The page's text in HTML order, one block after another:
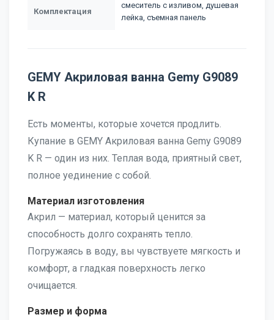
Комплектация
смеситель с изливом, душевая
лейка, съемная панель
GEMY Акриловая ванна Gemy G9089
K R
Есть моменты, которые хочется продлить.
Купание в GEMY Акриловая ванна Gemy G9089
K R — один из них. Теплая вода, приятный свет,
полное уединение с собой.
Материал изготовления
Акрил — материал, который ценится за
способность долго сохранять тепло.
Погружаясь в воду, вы чувствуете мягкость и
комфорт, а гладкая поверхность легко
очищается.
Размер и форма